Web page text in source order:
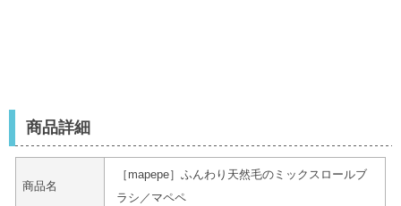
商品詳細
商品名
［mapepe］ふんわり天然毛のミックスロールブ
ラシ／マペペ